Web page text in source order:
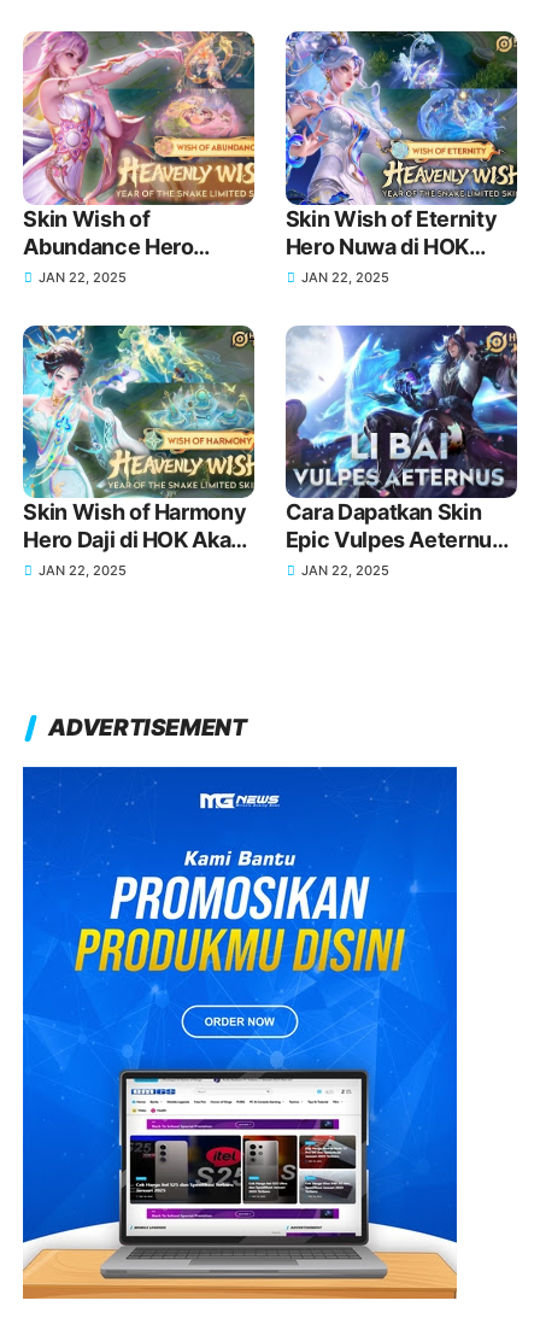
Skin Wish of
Abundance Hero
Consort Yu di HOK
Detail Lengkap!
JAN 22, 2025
Skin Wish of Eternity
Hero Nuwa di HOK
Akan Rilis Tanggal dan
JAN 22, 2025
Skin Wish of Harmony
Hero Daji di HOK Akan
Rilis Tanggal dan
JAN 22, 2025
Cara Dapatkan Skin
Epic Vulpes Aeternus
Hero Li Bai di Honor of
JAN 22, 2025
ADVERTISEMENT